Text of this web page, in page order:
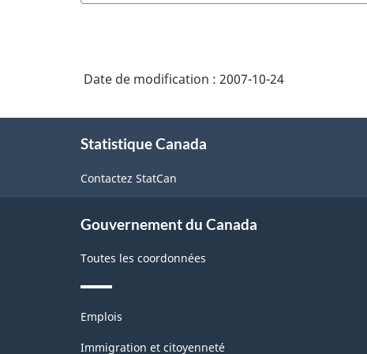
Date de modification : 2007-10-24
Statistique Canada
Contactez StatCan
Gouvernement du Canada
Toutes les coordonnées
Thèmes
sujets
Emplois
Immigration et citoyenneté